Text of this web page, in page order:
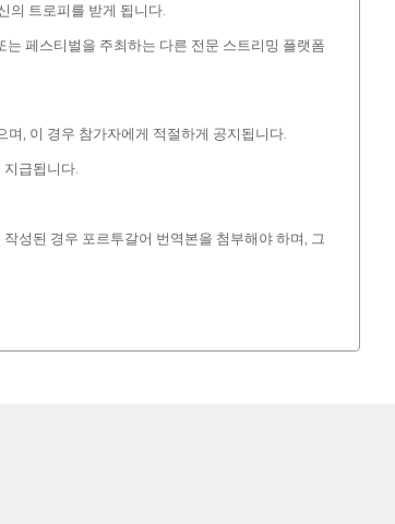
의 트로피를 받게 됩니다.
페스티벌을 주최하는 다른 전문 스트리밍 플랫폼
, 이 경우 참가자에게 적절하게 공지됩니다.
급됩니다.
성된 경우 포르투갈어 번역본을 첨부해야 하며, 그